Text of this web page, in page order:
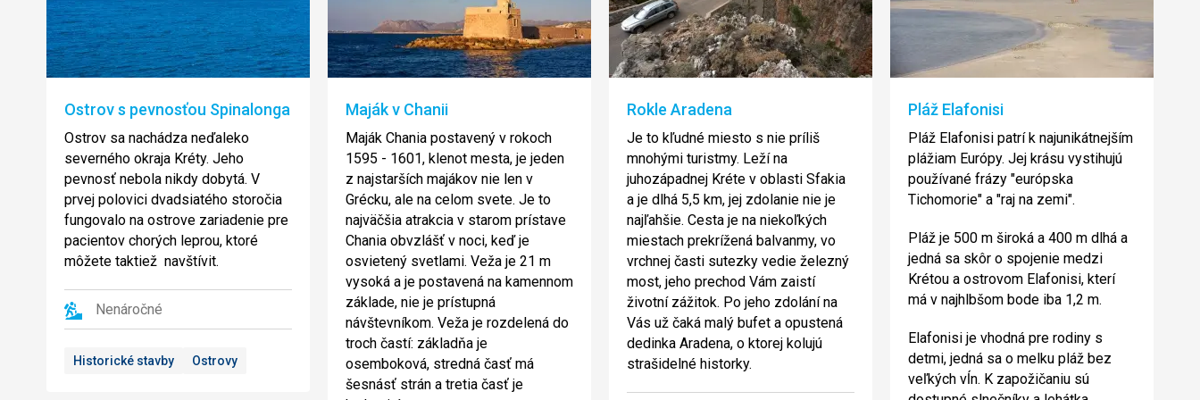
Ostrov s pevnosťou Spinalonga
Ostrov sa nachádza neďaleko
severného okraja Kréty. Jeho
pevnosť nebola nikdy dobytá. V
prvej polovici dvadsiatého storočia
fungovalo na ostrove zariadenie pre
pacientov chorých leprou, ktoré
môžete taktiež navštívit.
Nenáročné
Historické stavby Ostrovy
Maják v Chanii
Maják Chania postavený v rokoch
1595 - 1601, klenot mesta, je jeden
z najstarších majákov nie len v
Grécku, ale na celom svete. Je to
najväčšia atrakcia v starom prístave
Chania obvzlášť v noci, keď je
osvietený svetlami. Veža je 21 m
vysoká a je postavená na kamennom
základe, nie je prístupná
návštevníkom. Veža je rozdelená do
troch častí: základňa je
osemboková, stredná časť má
šesnásť strán a tretia časť je
Rokle Aradena
Je to kľudné miesto s nie príliš
mnohými turistmy. Leží na
juhozápadnej Kréte v oblasti Sfakia
a je dlhá 5,5 km, jej zdolanie nie je
najľahšie. Cesta je na niekoľkých
miestach prekrížená balvanmy, vo
vrchnej časti sutezky vedie železný
most, jeho prechod Vám zaistí
životní zážitok. Po jeho zdolání na
Vás už čaká malý bufet a opustená
dedinka Aradena, o ktorej kolujú
strašidelné historky.
Pláž Elafonisi
Pláž Elafonisi patrí k najunikátnejším
plážiam Európy. Jej krásu vystihujú
používané frázy "európska
Tichomorie" a "raj na zemi".
Pláž je 500 m široká a 400 m dlhá a
jedná sa skôr o spojenie medzi
Krétou a ostrovom Elafonisi, kterí
má v najhlbšom bode iba 1,2 m.
Elafonisi je vhodná pre rodiny s
detmi, jedná sa o melku pláž bez
veľkých vĺn. K zapožičaniu sú